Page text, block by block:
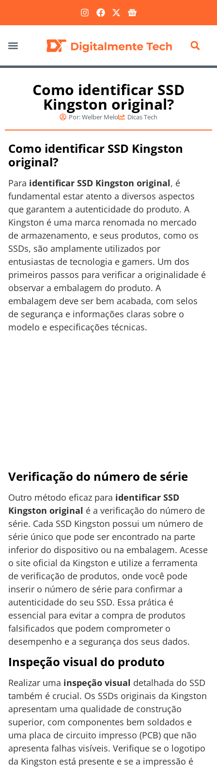
Como identificar SSD
Kingston original?
Por:Welber Melo Dicas Tech
Como identificar SSD Kingston
original?
Para identificar SSD Kingston original, é
fundamental estar atento a diversos aspectos
que garantem a autenticidade do produto. A
Kingston é uma marca renomada no mercado
de armazenamento, e seus produtos, como os
SSDs, são amplamente utilizados por
entusiastas de tecnologia e gamers. Um dos
primeiros passos para verificar a originalidade é
observar a embalagem do produto. A
embalagem deve ser bem acabada, com selos
de segurança e informações claras sobre o
modelo e especificações técnicas.
Verificação do número de série
Outro método eficaz para identificar SSD
Kingston original é a verificação do número de
série. Cada SSD Kingston possui um número de
série único que pode ser encontrado na parte
inferior do dispositivo ou na embalagem. Acesse
o site oficial da Kingston e utilize a ferramenta
de verificação de produtos, onde você pode
inserir o número de série para confirmar a
autenticidade do seu SSD. Essa prática é
essencial para evitar a compra de produtos
falsificados que podem comprometer o
desempenho e a segurança dos seus dados.
Inspeção visual do produto
Realizar uma inspeção visual detalhada do SSD
também é crucial. Os SSDs originais da Kingston
apresentam uma qualidade de construção
superior, com componentes bem soldados e
uma placa de circuito impresso (PCB) que não
apresenta falhas visíveis. Verifique se o logotipo
da Kingston está presente e se a impressão é